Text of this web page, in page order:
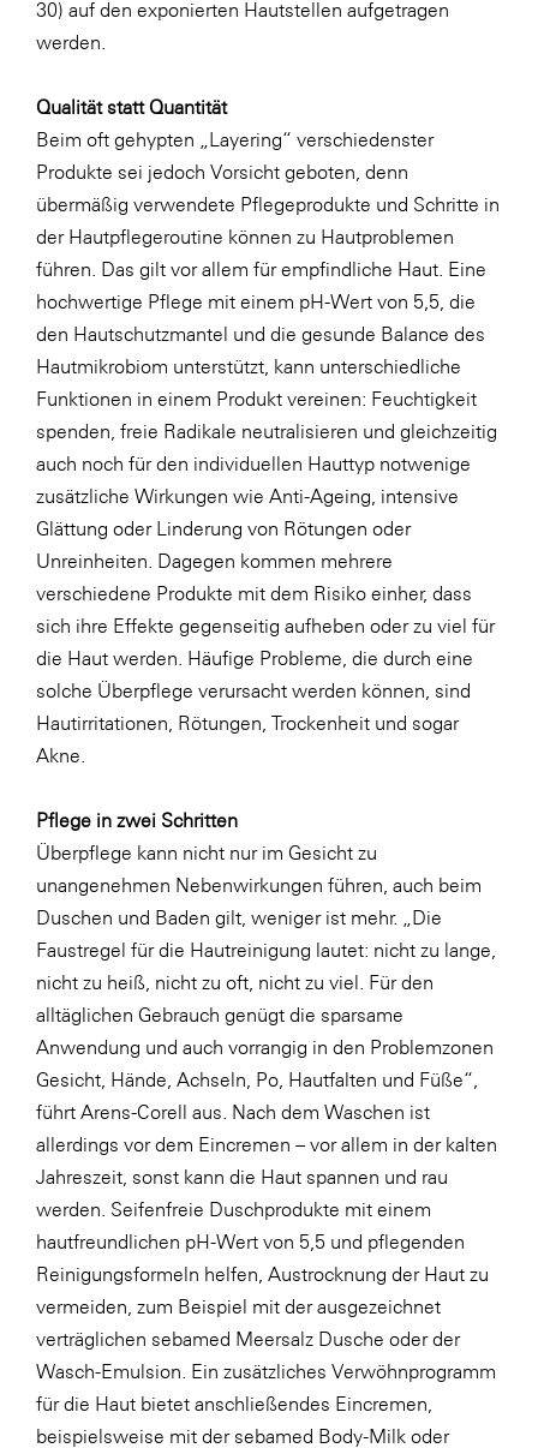
SPIEGLTEC
Trend Micro
TAG GmbH
VALETTA
Verband Druck Medien Österreich
Wirtschaftskammer Salzburg
WKS Fachgruppe Fahrzeughandel und
Fahrzeugtechnik
WK UBIT
Zühlke
Media
30) auf den exponierten Hautstellen aufgetragen
werden.
Qualität statt Quantität
Beim oft gehypten „Layering“ verschiedenster
Produkte sei jedoch Vorsicht geboten, denn
übermäßig verwendete Pflegeprodukte und Schritte in
der Hautpflegeroutine können zu Hautproblemen
führen. Das gilt vor allem für empfindliche Haut. Eine
hochwertige Pflege mit einem pH-Wert von 5,5, die
den Hautschutzmantel und die gesunde Balance des
Hautmikrobiom unterstützt, kann unterschiedliche
Funktionen in einem Produkt vereinen: Feuchtigkeit
spenden, freie Radikale neutralisieren und gleichzeitig
auch noch für den individuellen Hauttyp notwenige
zusätzliche Wirkungen wie Anti-Ageing, intensive
Glättung oder Linderung von Rötungen oder
Unreinheiten. Dagegen kommen mehrere
verschiedene Produkte mit dem Risiko einher, dass
sich ihre Effekte gegenseitig aufheben oder zu viel für
die Haut werden. Häufige Probleme, die durch eine
solche Überpflege verursacht werden können, sind
Hautirritationen, Rötungen, Trockenheit und sogar
Akne.
Pflege in zwei Schritten
Überpflege kann nicht nur im Gesicht zu
unangenehmen Nebenwirkungen führen, auch beim
Duschen und Baden gilt, weniger ist mehr. „Die
Faustregel für die Hautreinigung lautet: nicht zu lange,
nicht zu heiß, nicht zu oft, nicht zu viel. Für den
alltäglichen Gebrauch genügt die sparsame
Anwendung und auch vorrangig in den Problemzonen
Gesicht, Hände, Achseln, Po, Hautfalten und Füße“,
führt Arens-Corell aus. Nach dem Waschen ist
allerdings vor dem Eincremen – vor allem in der kalten
Jahreszeit, sonst kann die Haut spannen und rau
werden. Seifenfreie Duschprodukte mit einem
hautfreundlichen pH-Wert von 5,5 und pflegenden
Reinigungsformeln helfen, Austrocknung der Haut zu
vermeiden, zum Beispiel mit der ausgezeichnet
verträglichen sebamed Meersalz Dusche oder der
Wasch-Emulsion. Ein zusätzliches Verwöhnprogramm
für die Haut bietet anschließendes Eincremen,
beispielsweise mit der sebamed Body-Milk oder